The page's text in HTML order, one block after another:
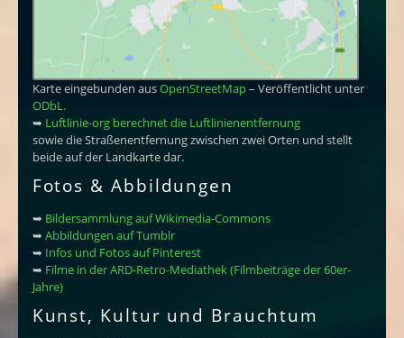
Karte eingebunden ausOpenStreetMap– Veröffentlicht unter
ODbL.
➥ Luftlinie-org berechnet die Luftlinienentfernung
sowie die Straßenentfernung zwischen zwei Orten und stellt
beide auf der Landkarte dar.
Fotos & Abbildungen
➥ Bildersammlung auf Wikimedia-Commons
➥ Abbildungen auf Tumblr
➥ Infos und Fotos auf Pinterest
➥ Filme in der ARD-Retro-Mediathek (Filmbeiträge der 60er-
Jahre)
Kunst, Kultur und Brauchtum